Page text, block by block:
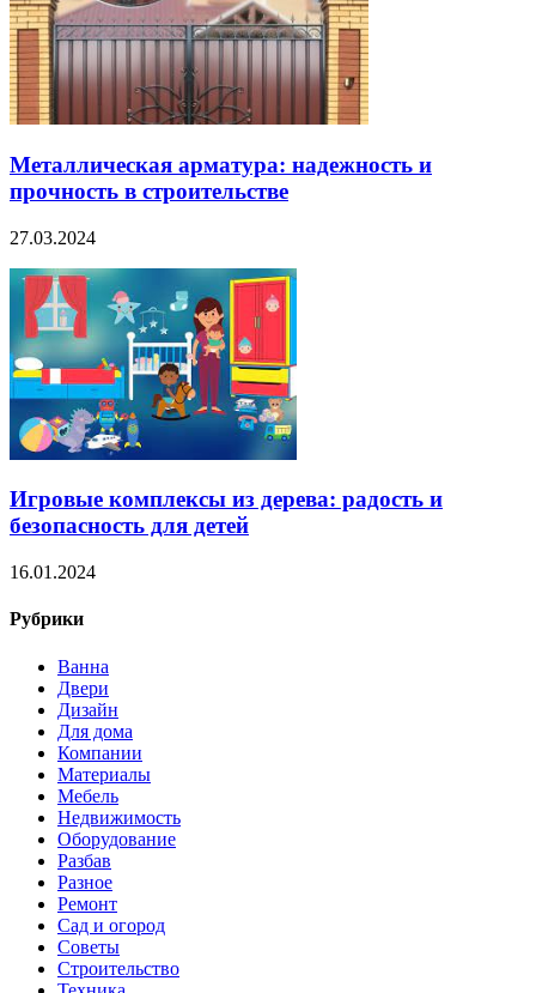
Металлическая арматура: надежность и
прочность в строительстве
27.03.2024
Игровые комплексы из дерева: радость и
безопасность для детей
16.01.2024
Рубрики
Ванна
Двери
Дизайн
Для дома
Компании
Материалы
Мебель
Недвижимость
Оборудование
Разбав
Разное
Ремонт
Сад и огород
Советы
Строительство